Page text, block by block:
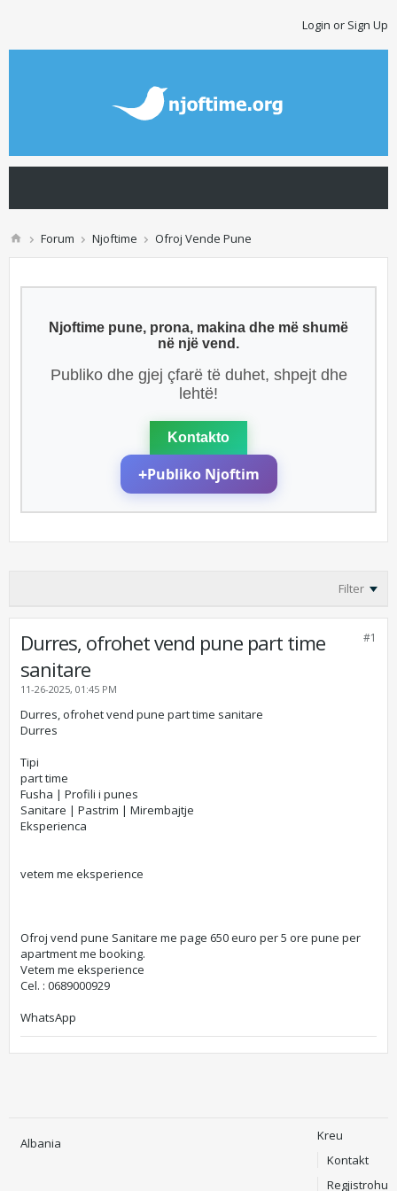
Login or Sign Up
Forum Njoftime Ofroj Vende Pune
Njoftime pune, prona, makina dhe më shumë
në një vend.
Publiko dhe gjej çfarë të duhet, shpejt dhe
lehtë!
Kontakto
+Publiko Njoftim
Filter
#1
Durres, ofrohet vend pune part time
sanitare
11-26-2025, 01:45 PM
Durres, ofrohet vend pune part time sanitare
Durres
Tipi
part time
Fusha | Profili i punes
Sanitare | Pastrim | Mirembajtje
Eksperienca
vetem me eksperience
Ofroj vend pune Sanitare me page 650 euro per 5 ore pune per
apartment me booking.
Vetem me eksperience
Cel. : 0689000929
WhatsApp
Albania
Kreu
Kontakt
Regjistrohu